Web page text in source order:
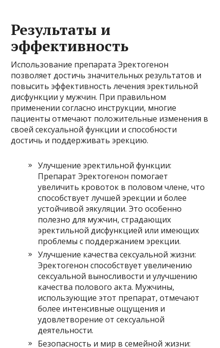
Результаты и
эффективность
Использование препарата Эректогенон
позволяет достичь значительных результатов и
повысить эффективность лечения эректильной
дисфункции у мужчин. При правильном
применении согласно инструкции, многие
пациенты отмечают положительные изменения в
своей сексуальной функции и способности
достичь и поддерживать эрекцию.
Улучшение эректильной функции:
Препарат Эректогенон помогает
увеличить кровоток в половом члене, что
способствует лучшей эрекции и более
устойчивой эякуляции. Это особенно
полезно для мужчин, страдающих
эректильной дисфункцией или имеющих
проблемы с поддержанием эрекции.
Улучшение качества сексуальной жизни:
Эректогенон способствует увеличению
сексуальной выносливости и улучшению
качества полового акта. Мужчины,
использующие этот препарат, отмечают
более интенсивные ощущения и
удовлетворение от сексуальной
деятельности.
Безопасность и мир в семейной жизни: